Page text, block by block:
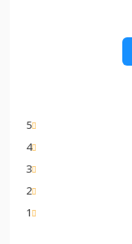
5
4
3
2
1